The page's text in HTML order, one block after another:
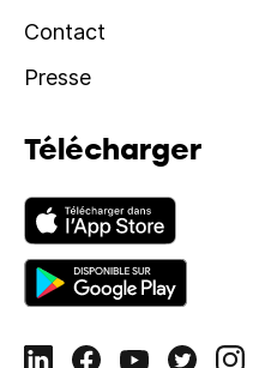
Contact
Presse
Télécharger